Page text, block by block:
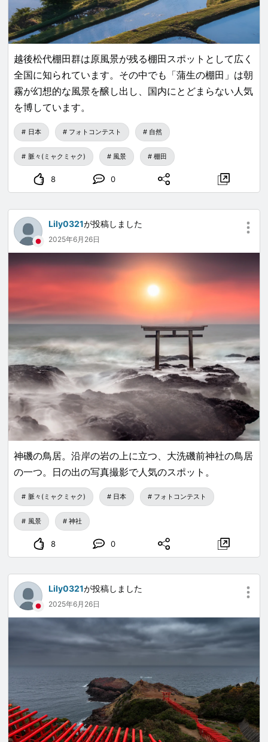
越後松代棚田群は原風景が残る棚田スポットとして広く
全国に知られています。その中でも「蒲生の棚田」は朝
霧が幻想的な風景を醸し出し、国内にとどまらない人気
を博しています。
日本 フォトコンテスト 自然
脈々(ミャクミャク) 風景 棚田
8 0
Lily0321が投稿しました
2025年6月26日
神磯の鳥居。沿岸の岩の上に立つ、大洗磯前神社の鳥居
の一つ。日の出の写真撮影で人気のスポット。
脈々(ミャクミャク) 日本 フォトコンテスト
風景 神社
8 0
Lily0321が投稿しました
2025年6月26日